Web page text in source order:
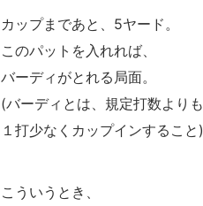
カップまであと、5ヤード。
このパットを入れれば、
バーディがとれる局面。
(バーディとは、規定打数よりも
１打少なくカップインすること)
こういうとき、